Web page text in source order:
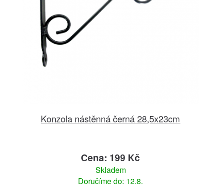
Konzola nástěnná černá 28,5x23cm
Cena: 199 Kč
Skladem
Doručíme do: 12.8.